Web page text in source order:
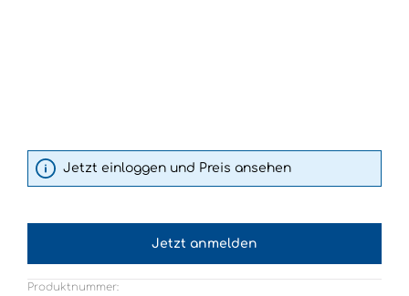
Jetzt einloggen und Preis ansehen
Jetzt anmelden
Produktnummer: